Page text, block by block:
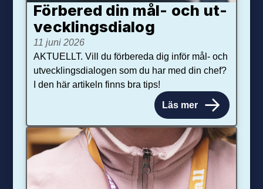
Förbered din mål- och ut­
veck­lings­dialog
11 juni 2026
AKTUELLT. Vill du förbereda dig inför mål- och
utvecklingsdialogen som du har med din chef?
I den här artikeln finns bra tips!
Läs mer